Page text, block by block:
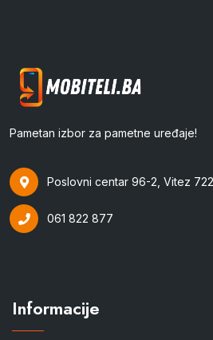
Pametan izbor za pametne uređaje!
Poslovni centar 96-2, Vitez
061 822 877
Informacije